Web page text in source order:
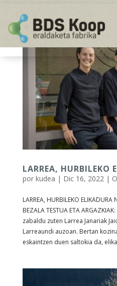
LARREA, HURBILEKO
por kudea | Dic 16, 2022|
LARREA, HURBILEKO ELIKADURA
BEZALA TESTUA ETA
zabaldu zuten Larrea Janariak
Larreaundi auzoan. Bertan
eskaintzen duen saltokia da,